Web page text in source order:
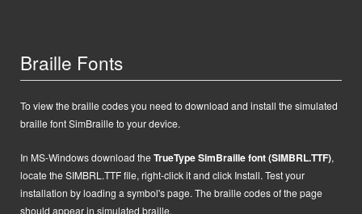
Braille Fonts
To view the braille codes you need to download and install the simulated
braille font SimBraille to your device.
In MS-Windows download theTrueType SimBraille font (SIMBRL.TTF),
locate the SIMBRL.TTF file, right-click it and click Install. Test your
installation by loading a symbol's page. The braille codes of the page
should appear in simulated braille.